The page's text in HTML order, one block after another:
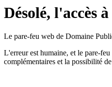
Désolé, l'accès
Le pare-feu web de Domaine
L'erreur est humaine, et le pare-
complémentaires et la possibilité